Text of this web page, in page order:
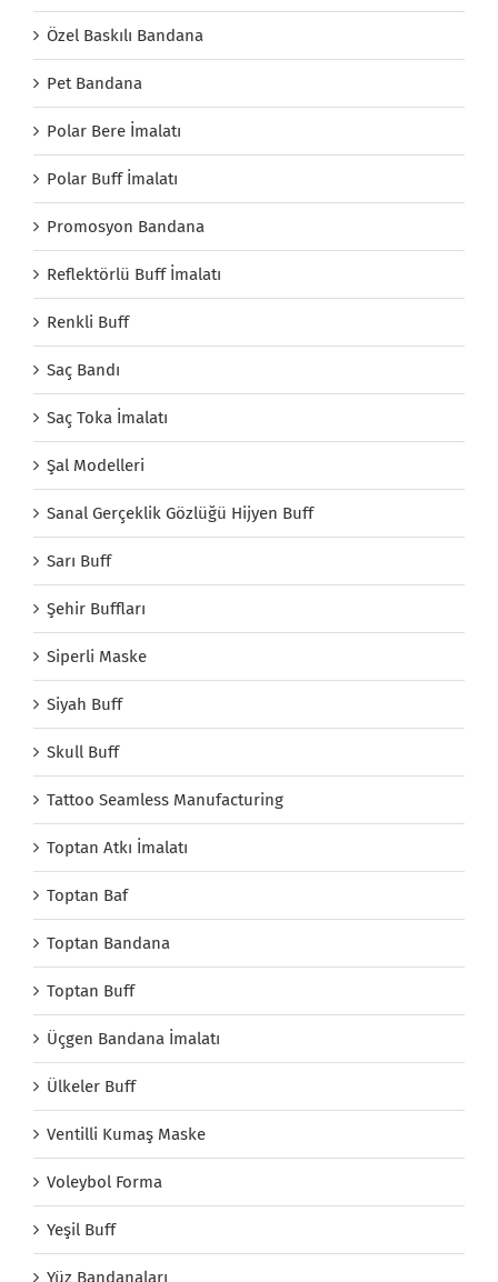
Özel Baskılı Bandana
Pet Bandana
Polar Bere İmalatı
Polar Buff İmalatı
Promosyon Bandana
Reflektörlü Buff İmalatı
Renkli Buff
Saç Bandı
Saç Toka İmalatı
Şal Modelleri
Sanal Gerçeklik Gözlüğü Hijyen Buff
Sarı Buff
Şehir Buffları
Siperli Maske
Siyah Buff
Skull Buff
Tattoo Seamless Manufacturing
Toptan Atkı İmalatı
Toptan Baf
Toptan Bandana
Toptan Buff
Üçgen Bandana İmalatı
Ülkeler Buff
Ventilli Kumaş Maske
Voleybol Forma
Yeşil Buff
Yüz Bandanaları